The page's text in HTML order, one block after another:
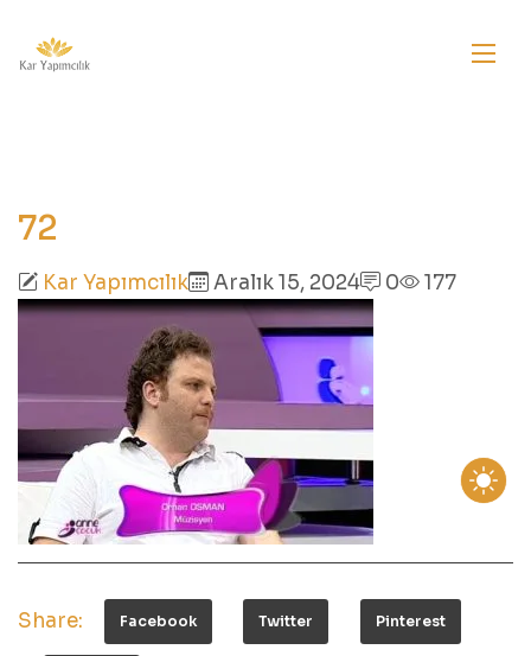
72
Kar Yapımcılık Aralık 15, 2024 0 177
Share: Facebook Twitter Pinterest